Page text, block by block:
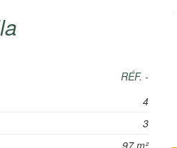
RÉF. -
4
3
97 m²